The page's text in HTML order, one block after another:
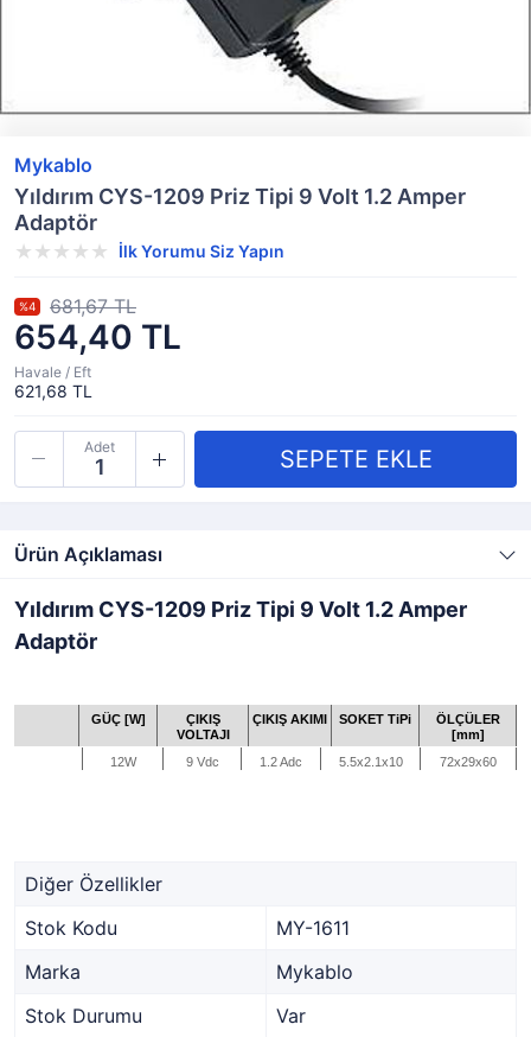
Mykablo
Yıldırım CYS-1209 Priz Tipi 9 Volt 1.2 Amper
Adaptör
İlk Yorumu Siz Yapın
654,40 TL
%4 681,67 TL
Havale / Eft
621,68 TL
Adet
Ürün Açıklaması
Yıldırım CYS-1209 Priz Tipi 9 Volt 1.2 Amper
Adaptör
GÜÇ [W]
ÇIKIŞ
VOLTAJI
ÇIKIŞ AKIMI SOKET TiPi
ÖLÇÜLER
[mm]
12W
9 Vdc 1.2 Adc 5.5x2.1x10 72x29x60
Diğer Özellikler
Stok Kodu
MY-1611
Marka
Mykablo
Stok Durumu
Var